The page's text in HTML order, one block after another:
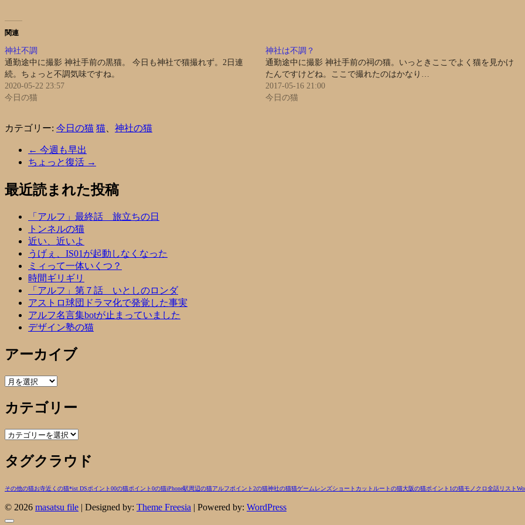
関連
神社不調
通勤途中に撮影 神社手前の黒猫。 今日も神社で猫撮れず。2日連
続。ちょっと不調気味ですね。
2020-05-22 23:57
今日の猫
神社は不調？
通勤途中に撮影 神社手前の祠の猫。いっときここでよく猫を見かけ
たんですけどね。ここで撮れたのはかなり…
2017-05-16 21:00
今日の猫
カテゴリー: 今日の猫 猫 神社の猫
← 今週も早出
ちょっと復活 →
最近読まれた投稿
「アルフ」最終話 旅立ちの日
トンネルの猫
近い、近いよ
うげぇ、IS01が起動しなくなった
ミィって一体いくつ？
時間ギリギリ
「アルフ」第７話 いとしのロンダ
アストロ球団ドラマ化で発覚した事実
アルフ名言集botが止まっていました
デザイン塾の猫
アーカイブ
ア
カ
イ
ブ
カテゴリー
カ
ゴ
リ
タグクラウド
その他の猫お寺近くの猫*ist DSポイント00の猫ポイント0の猫iPhone駅周辺の猫アルフポイント2の猫神社の猫猫ゲームレンズショートカットルートの猫大阪の猫ポイント1の猫モノクロ全話リスト
© 2026 masatsu file | Designed by: Theme Freesia | Powered by: WordPress